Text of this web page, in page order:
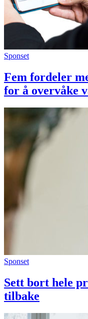
Sponset
Fem fordeler
for å overvåke
Sponset
Sett bort hele
tilbake